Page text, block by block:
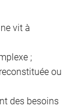
vit à
;
ou
des besoins